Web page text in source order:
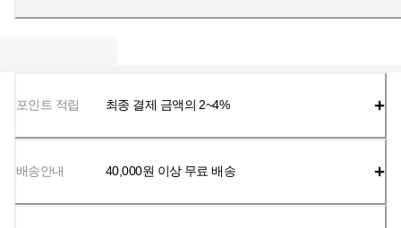
포인트 적립 최종 결제 금액의 2~4%
배송안내 40,000원 이상 무료 배송